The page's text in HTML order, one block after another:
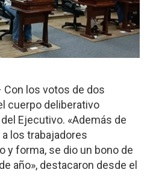
Con los votos de dos
cuerpo deliberativo
Ejecutivo. «Además de
los trabajadores
y forma, se dio un bono de
año», destacaron desde el